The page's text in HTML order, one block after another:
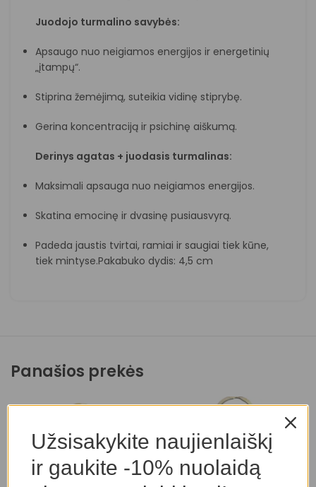
Juodojo turmalino savybės:
Apsaugo nuo neigiamos energijos ir energetinių
„įtampų“.
Stiprina žemėjimą, suteikia vidinę stiprybę.
Gerina koncentraciją ir psichinę aiškumą.
Derinys agatas + juodasis turmalinas:
Maksimali apsauga nuo neigiamos energijos.
Skatina emocinę ir dvasinę pusiausvyrą.
Padeda jaustis tvirtai, ramiai ir saugiai tiek kūne,
tiek mintyse.Pakabuko dydis: 4,5 cm
Panašios prekės
Užsisakykite naujienlaiškį
ir gaukite -10% nuolaidą